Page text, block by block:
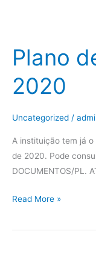
Plano
2020
Uncategorized /
A instituição tem já
de 2020. Pode
DOCUMENTOS/PL.
atividades
2020
Read More »